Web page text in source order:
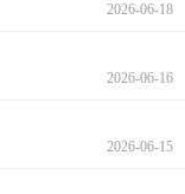
2026-06-18
2026-06-16
2026-06-15